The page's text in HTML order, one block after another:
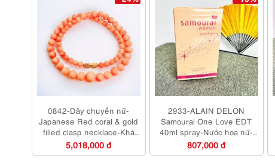
0842-Dây chuyền nữ-
Japanese Red coral & gold
filled clasp necklace-Khá
mới
5,018,000 đ
2933-ALAIN DELON
Samourai One Love EDT
40ml spray-Nước hoa nữ-
Chưa sử dụng
807,000 đ